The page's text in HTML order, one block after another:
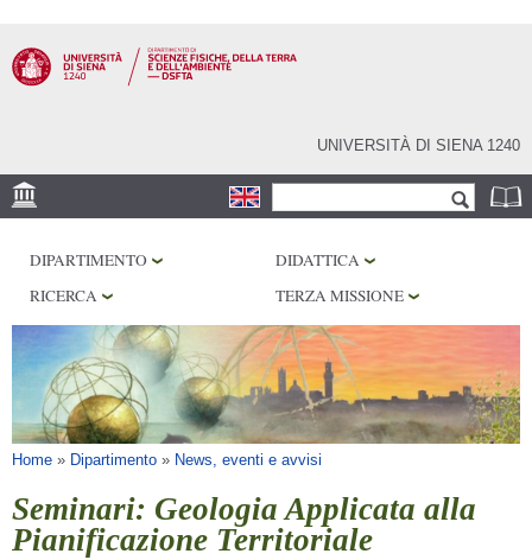
contenuto
principale
UNIVERSITÀ DI SIENA 1240
Form di ricerca
MUSEI
OSSERVATORIO
BIBLIOTECHE
SERVIZI
DIPARTIMENTO
DIDATTICA
RICERCA
TERZA MISSIONE
Tu sei qui
Home » Dipartimento » News, eventi e avvisi
Seminari: Geologia Applicata alla
Pianificazione Territoriale